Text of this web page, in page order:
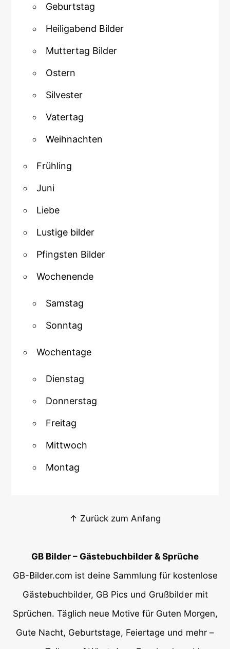
Geburtstag
Heiligabend Bilder
Muttertag Bilder
Ostern
Silvester
Vatertag
Weihnachten
Frühling
Juni
Liebe
Lustige bilder
Pfingsten Bilder
Wochenende
Samstag
Sonntag
Wochentage
Dienstag
Donnerstag
Freitag
Mittwoch
Montag
↑ Zurück zum Anfang
GB Bilder – Gästebuchbilder & Sprüche
GB-Bilder.com ist deine Sammlung für kostenlose
Gästebuchbilder, GB Pics und Grußbilder mit
Sprüchen. Täglich neue Motive für Guten Morgen,
Gute Nacht, Geburtstage, Feiertage und mehr –